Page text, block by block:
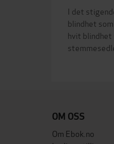
I det
blindhet
hvit blindhet
OM OSS
Om Ebok.no